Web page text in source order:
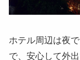
ホテル周辺は夜
で、安心して外